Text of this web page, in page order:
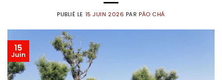
PUBLIÉ LE 15 JUIN 2026 PARPÀO CHÁ
15
Juin